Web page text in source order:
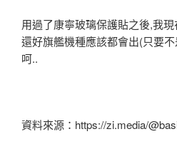
用過了康寧玻璃保護貼之後,我
還好旗艦機種應該都會出(只要
呵..
資料來源：https://zi.media/